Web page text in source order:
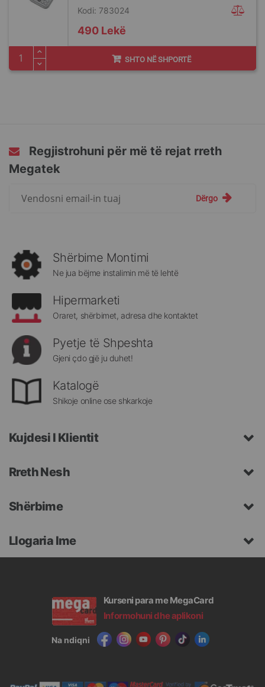
Kodi: 783024
490 Lekë
SHTO NË SHPORTË
Regjistrohuni për më të rejat rreth
Megatek
rreth
Megatek:
Dërgo
Shërbime Montimi
Ne jua bëjme instalimin më të lehtë
Hipermarketi
Oraret, shërbimet, adresa dhe kontaktet
Pyetje të Shpeshta
Gjeni çdo gjë ju duhet!
Katalogë
Shikoje online ose shkarkoje
Kujdesi I Klientit
Rreth Nesh
Shërbime
Llogaria Ime
Kurseni para me MegaCard
Informohuni dhe aplikoni
Na ndiqni